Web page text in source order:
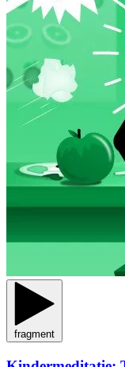
fragment